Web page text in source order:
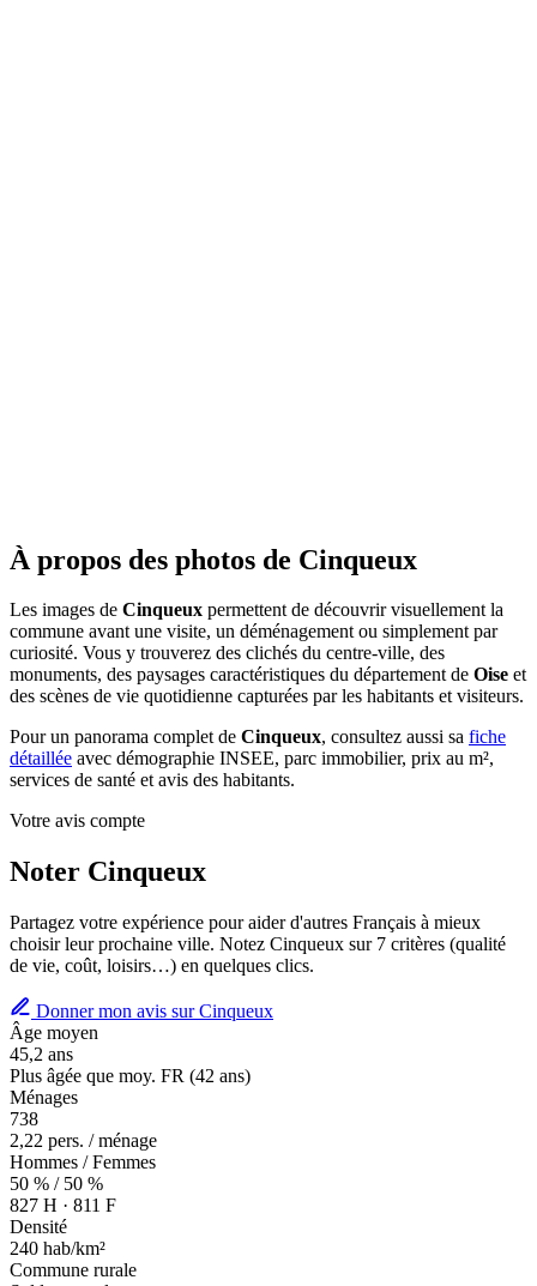
À propos des photos de Cinqueux
Les images de Cinqueux permettent de découvrir visuellement la
commune avant une visite, un déménagement ou simplement par
curiosité. Vous y trouverez des clichés du centre-ville, des
monuments, des paysages caractéristiques du département de Oise et
des scènes de vie quotidienne capturées par les habitants et visiteurs.
Pour un panorama complet de Cinqueux, consultez aussi sa fiche
détaillée avec démographie INSEE, parc immobilier, prix au m²,
services de santé et avis des habitants.
Votre avis compte
Noter Cinqueux
Partagez votre expérience pour aider d'autres Français à mieux
choisir leur prochaine ville. Notez Cinqueux sur 7 critères (qualité
de vie, coût, loisirs…) en quelques clics.
Donner mon avis sur Cinqueux
Âge moyen
45,2 ans
Plus âgée que moy. FR (42 ans)
Ménages
738
2,22 pers. / ménage
Hommes / Femmes
50 % / 50 %
827 H · 811 F
Densité
240 hab/km²
Commune rurale